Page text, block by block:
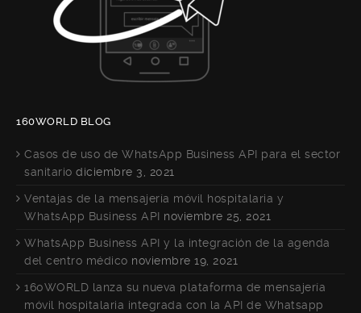
160WORLD BLOG
Casos de uso de WhatsApp Business API para el sector
sanitario diciembre 3, 2021
Ventajas de la mensajería móvil hospitalaria y
WhatsApp Business API noviembre 25, 2021
WhatsApp Business API y la integración de la agenda
del centro médico noviembre 19, 2021
160WORLD lanza su nueva plataforma de mensajería
móvil hospitalaria integrada con la API de Whatsapp